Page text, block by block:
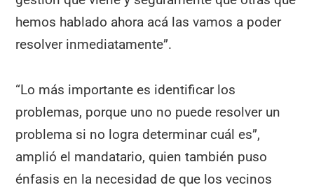
hemos hablado ahora acá las vamos a poder
resolver inmediatamente”.
“Lo más importante es identificar los
problemas, porque uno no puede resolver un
problema si no logra determinar cuál es”,
amplió el mandatario, quien también puso
énfasis en la necesidad de que los vecinos